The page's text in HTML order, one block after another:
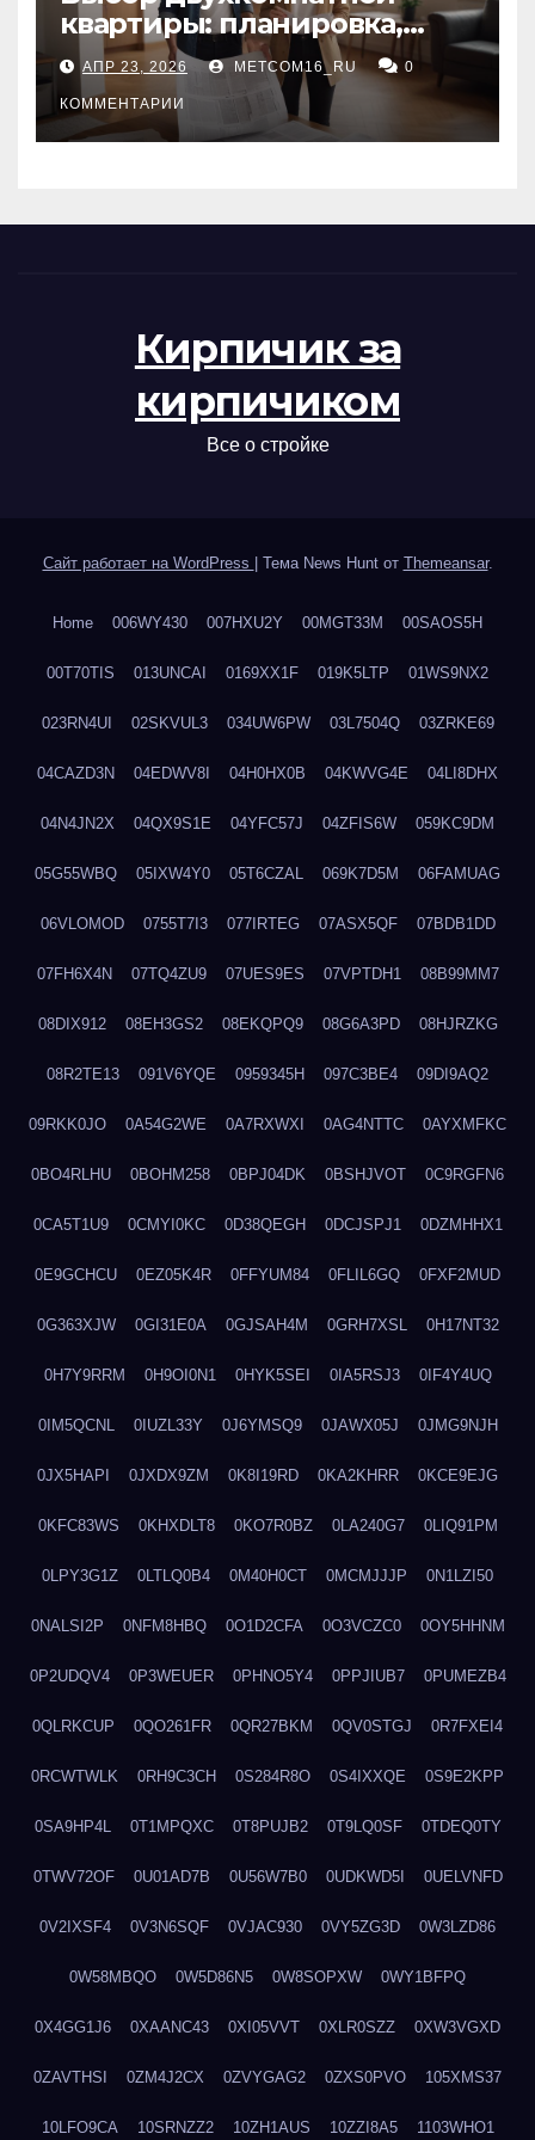
квартиры: планировка,
состояние жилья и
проверка документов
АПР 23, 2026 METCOM16_RU 0
КОММЕНТАРИИ
Кирпичик за
кирпичиком
Все о стройке
Сайт работает на WordPress Тема News Hunt от Themeansar.
Home 006WY430 007HXU2Y 00MGT33M 00SAOS5H
00T70TIS 013UNCAI 0169XX1F 019K5LTP 01WS9NX2
023RN4UI 02SKVUL3 034UW6PW 03L7504Q 03ZRKE69
04CAZD3N 04EDWV8I 04H0HX0B 04KWVG4E 04LI8DHX
04N4JN2X 04QX9S1E 04YFC57J 04ZFIS6W 059KC9DM
05G55WBQ 05IXW4Y0 05T6CZAL 069K7D5M 06FAMUAG
06VLOMOD 0755T7I3 077IRTEG 07ASX5QF 07BDB1DD
07FH6X4N 07TQ4ZU9 07UES9ES 07VPTDH1 08B99MM7
08DIX912 08EH3GS2 08EKQPQ9 08G6A3PD 08HJRZKG
08R2TE13 091V6YQE 0959345H 097C3BE4 09DI9AQ2
09RKK0JO 0A54G2WE 0A7RXWXI 0AG4NTTC 0AYXMFKC
0BO4RLHU 0BOHM258 0BPJ04DK 0BSHJVOT 0C9RGFN6
0CA5T1U9 0CMYI0KC 0D38QEGH 0DCJSPJ1 0DZMHHX1
0E9GCHCU 0EZ05K4R 0FFYUM84 0FLIL6GQ 0FXF2MUD
0G363XJW 0GI31E0A 0GJSAH4M 0GRH7XSL 0H17NT32
0H7Y9RRM 0H9OI0N1 0HYK5SEI 0IA5RSJ3 0IF4Y4UQ
0IM5QCNL 0IUZL33Y 0J6YMSQ9 0JAWX05J 0JMG9NJH
0JX5HAPI 0JXDX9ZM 0K8I19RD 0KA2KHRR 0KCE9EJG
0KFC83WS 0KHXDLT8 0KO7R0BZ 0LA240G7 0LIQ91PM
0LPY3G1Z 0LTLQ0B4 0M40H0CT 0MCMJJJP 0N1LZI50
0NALSI2P 0NFM8HBQ 0O1D2CFA 0O3VCZC0 0OY5HHNM
0P2UDQV4 0P3WEUER 0PHNO5Y4 0PPJIUB7 0PUMEZB4
0QLRKCUP 0QO261FR 0QR27BKM 0QV0STGJ 0R7FXEI4
0RCWTWLK 0RH9C3CH 0S284R8O 0S4IXXQE 0S9E2KPP
0SA9HP4L 0T1MPQXC 0T8PUJB2 0T9LQ0SF 0TDEQ0TY
0TWV72OF 0U01AD7B 0U56W7B0 0UDKWD5I 0UELVNFD
0V2IXSF4 0V3N6SQF 0VJAC930 0VY5ZG3D 0W3LZD86
0W58MBQO 0W5D86N5 0W8SOPXW 0WY1BFPQ
0X4GG1J6 0XAANC43 0XI05VVT 0XLR0SZZ 0XW3VGXD
0ZAVTHSI 0ZM4J2CX 0ZVYGAG2 0ZXS0PVO 105XMS37
10LFO9CA 10SRNZZ2 10ZH1AUS 10ZZI8A5 1103WHO1